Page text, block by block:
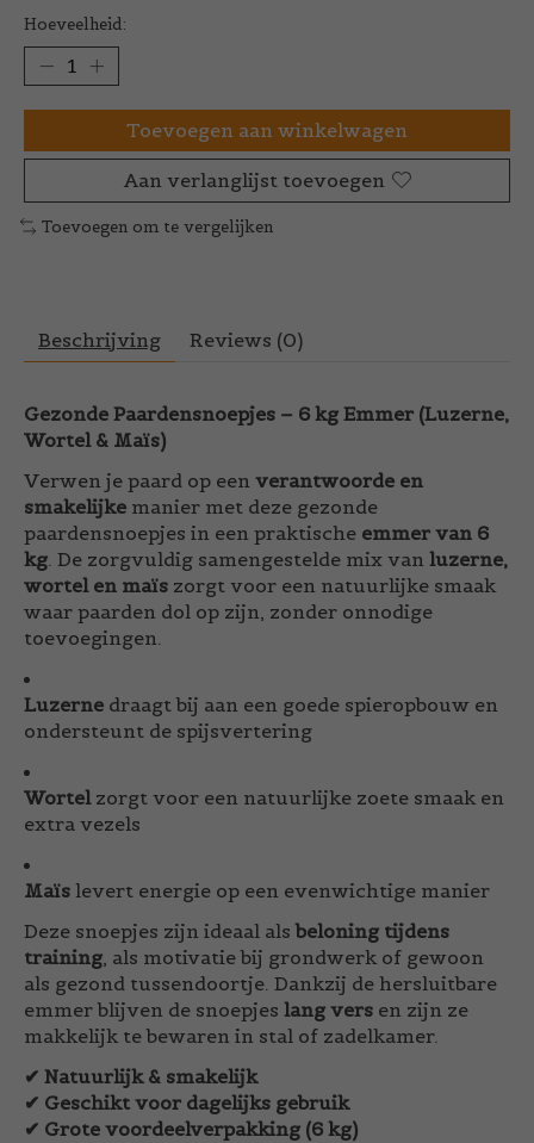
Hoeveelheid:
Toevoegen aan winkelwagen
Aan verlanglijst toevoegen
Toevoegen om te vergelijken
Beschrijving Reviews (0)
Gezonde Paardensnoepjes – 6 kg Emmer (Luzerne,
Wortel & Maïs)
Verwen je paard op een verantwoorde en
smakelijke manier met deze gezonde
paardensnoepjes in een praktische emmer van 6
kg. De zorgvuldig samengestelde mix van luzerne,
wortel en maïs zorgt voor een natuurlijke smaak
waar paarden dol op zijn, zonder onnodige
toevoegingen.
Luzerne draagt bij aan een goede spieropbouw en
ondersteunt de spijsvertering
Wortelzorgt voor een natuurlijke zoete smaak en
extra vezels
Maïs levert energie op een evenwichtige manier
Deze snoepjes zijn ideaal alsbeloning tijdens
training, als motivatie bij grondwerk of gewoon
als gezond tussendoortje. Dankzij de hersluitbare
emmer blijven de snoepjes lang vers en zijn ze
makkelijk te bewaren in stal of zadelkamer.
✔ Natuurlijk & smakelijk
✔ Geschikt voor dagelijks gebruik
✔ Grote voordeelverpakking (6 kg)